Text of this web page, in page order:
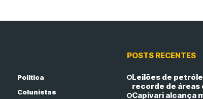
Política
Colunistas
POSTS RECENTES
Leilões de
recorde de áreas
Capivari alcança